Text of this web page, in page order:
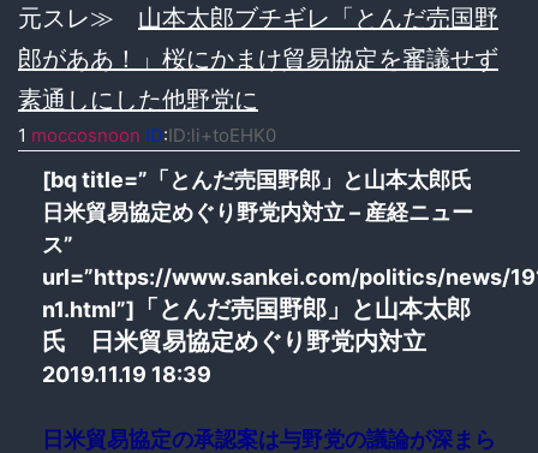
元スレ≫ 山本太郎ブチギレ「とんだ売国野
郎がああ！」桜にかまけ貿易協定を審議せず
素通しにした他野党に
1 moccosnoon ID:ID:li+toEHK0
[bq title=”「とんだ売国野郎」と山本太郎氏
日米貿易協定めぐり野党内対立 – 産経ニュー
ス”
url=”https://www.sankei.com/politics/news/
n1.html”]
「とんだ売国野郎」と山本太郎
氏 日米貿易協定めぐり野党内対立
2019.11.19 18:39
日米貿易協定の承認案は与野党の議論が深まら